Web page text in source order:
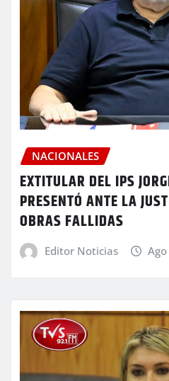
NACIONALES
EXTITULAR DEL IPS
PRESENTÓ ANTE LA
OBRAS FALLIDAS
Editor Noticias